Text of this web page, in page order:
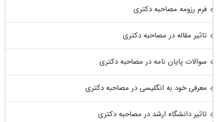
فرم رزومه مصاحبه دکتری
تاثیر مقاله در مصاحبه دکتری
سوالات پایان نامه در مصاحبه دکتری
معرفی خود به انگلیسی در مصاحبه دکتری
تاثیر دانشگاه ارشد در مصاحبه دکتری